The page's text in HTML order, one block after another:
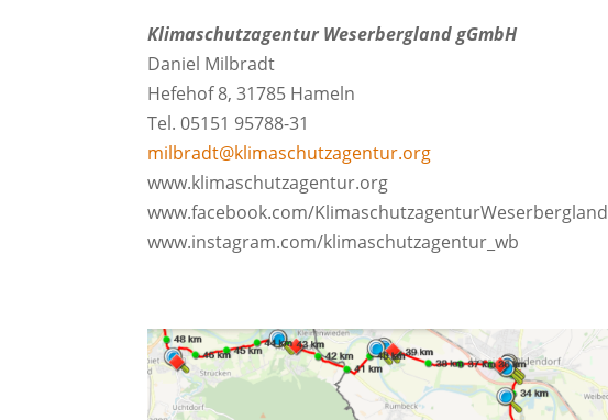
Klimaschutzagentur Weserbergland gGmbH
Daniel Milbradt
Hefehof 8, 31785 Hameln
Tel. 05151 95788-31
milbradt@klimaschutzagentur.org
www.klimaschutzagentur.org
www.facebook.com/KlimaschutzagenturWeserbergland
www.instagram.com/klimaschutzagentur_wb